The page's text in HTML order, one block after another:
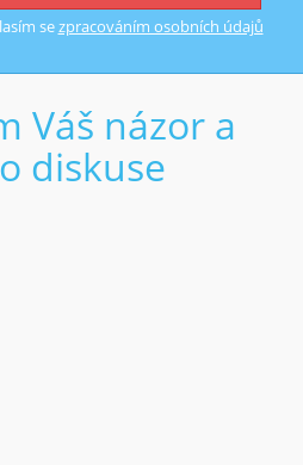
sezpracováním osobních údajů
Váš názor a
diskuse